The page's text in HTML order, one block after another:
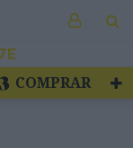
COMPRAR